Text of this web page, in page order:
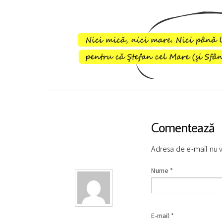
Comentează
Adresa de e-mail nu
Nume *
E-mail *